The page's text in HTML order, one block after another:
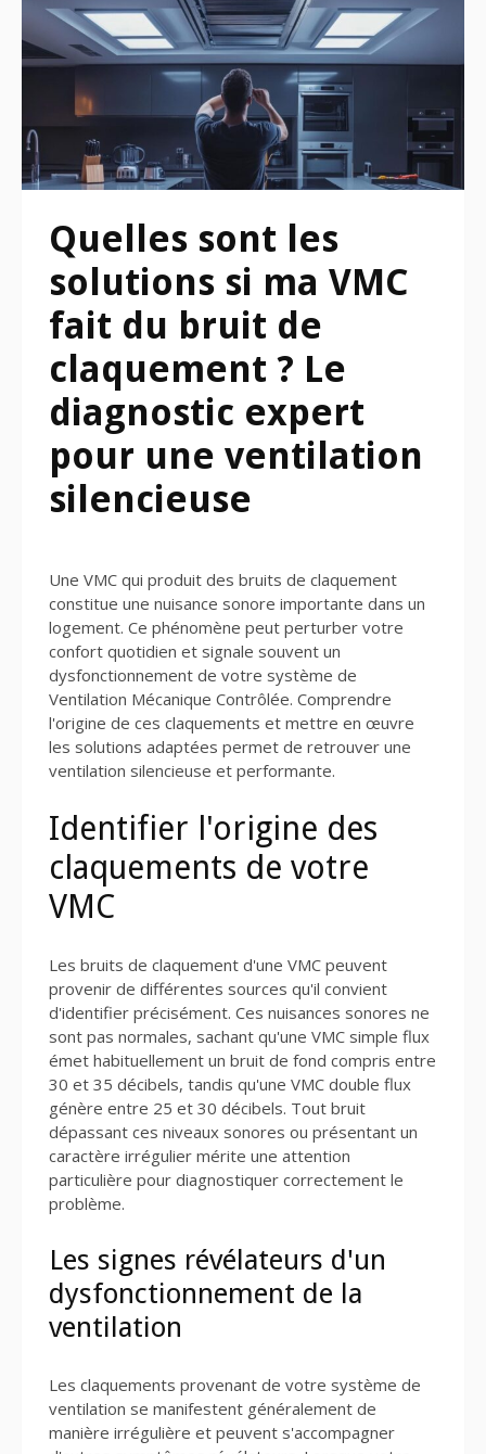
Quelles sont les
solutions si ma VMC
fait du bruit de
claquement ? Le
diagnostic expert
pour une ventilation
silencieuse
Une VMC qui produit des bruits de claquement
constitue une nuisance sonore importante dans un
logement. Ce phénomène peut perturber votre
confort quotidien et signale souvent un
dysfonctionnement de votre système de
Ventilation Mécanique Contrôlée. Comprendre
l'origine de ces claquements et mettre en œuvre
les solutions adaptées permet de retrouver une
ventilation silencieuse et performante.
Identifier l'origine des
claquements de votre
VMC
Les bruits de claquement d'une VMC peuvent
provenir de différentes sources qu'il convient
d'identifier précisément. Ces nuisances sonores ne
sont pas normales, sachant qu'une VMC simple flux
émet habituellement un bruit de fond compris entre
30 et 35 décibels, tandis qu'une VMC double flux
génère entre 25 et 30 décibels. Tout bruit
dépassant ces niveaux sonores ou présentant un
caractère irrégulier mérite une attention
particulière pour diagnostiquer correctement le
problème.
Les signes révélateurs d'un
dysfonctionnement de la
ventilation
Les claquements provenant de votre système de
ventilation se manifestent généralement de
manière irrégulière et peuvent s'accompagner